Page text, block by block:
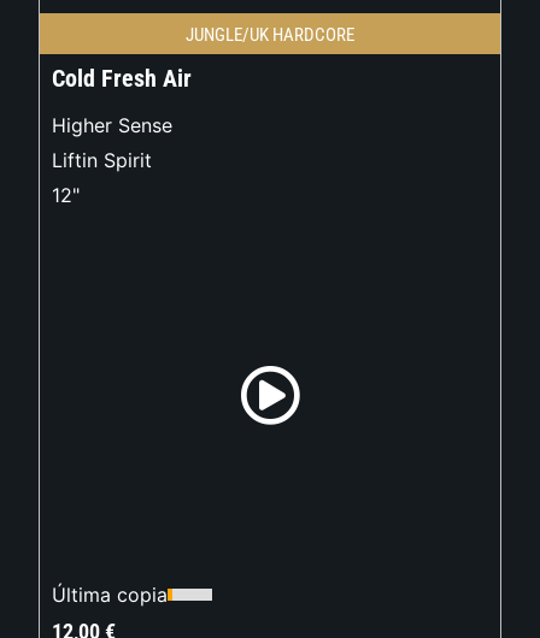
JUNGLE/UK HARDCORE
Cold Fresh Air
Higher Sense
Liftin Spirit
12"
Última copia
12,00€